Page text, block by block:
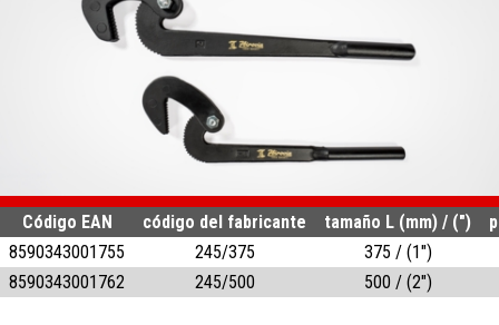
Código EAN código del fabricante tamaño L (mm) / (")
8590343001755
245/375
375 / (1")
8590343001762
245/500 500 / (2")